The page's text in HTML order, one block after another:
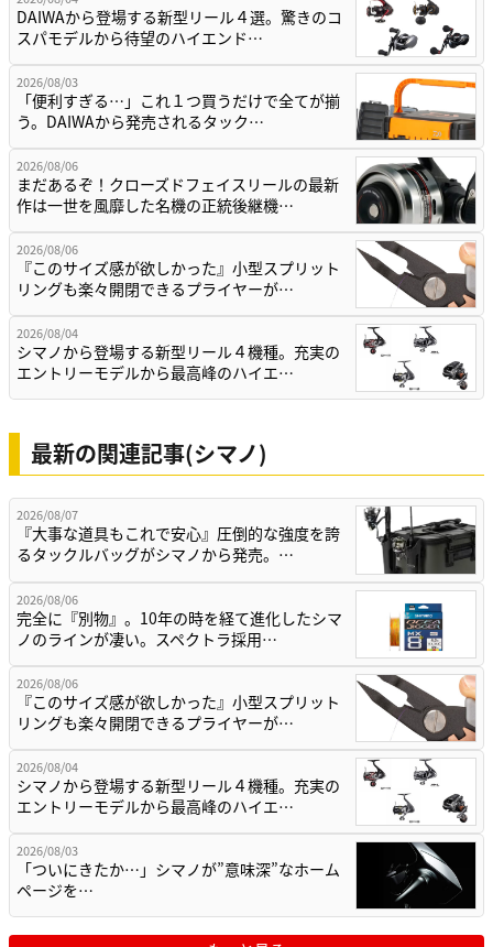
DAIWAから登場する新型リール４選。驚きのコ
スパモデルから待望のハイエンド…
2026/08/03
「便利すぎる…」これ１つ買うだけで全てが揃
う。DAIWAから発売されるタック…
2026/08/06
まだあるぞ！クローズドフェイスリールの最新
作は一世を風靡した名機の正統後継機…
2026/08/06
『このサイズ感が欲しかった』小型スプリット
リングも楽々開閉できるプライヤーが…
2026/08/04
シマノから登場する新型リール４機種。充実の
エントリーモデルから最高峰のハイエ…
最新の関連記事(シマノ)
2026/08/07
『大事な道具もこれで安心』圧倒的な強度を誇
るタックルバッグがシマノから発売。…
2026/08/06
完全に『別物』。10年の時を経て進化したシマ
ノのラインが凄い。スペクトラ採用…
2026/08/06
『このサイズ感が欲しかった』小型スプリット
リングも楽々開閉できるプライヤーが…
2026/08/04
シマノから登場する新型リール４機種。充実の
エントリーモデルから最高峰のハイエ…
2026/08/03
「ついにきたか…」シマノが”意味深”なホーム
ページを…